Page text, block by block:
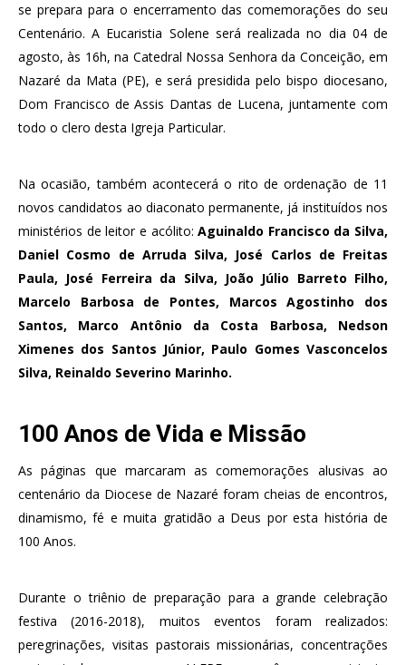
se prepara para o encerramento das comemorações do seu
Centenário. A Eucaristia Solene será realizada no dia 04 de
agosto, às 16h, na Catedral Nossa Senhora da Conceição, em
Nazaré da Mata (PE), e será presidida pelo bispo diocesano,
Dom Francisco de Assis Dantas de Lucena, juntamente com
todo o clero desta Igreja Particular.
Na ocasião, também acontecerá o rito de ordenação de 11
novos candidatos ao diaconato permanente, já instituídos nos
ministérios de leitor e acólito:Aguinaldo Francisco da Silva,
Daniel Cosmo de Arruda Silva, José Carlos de Freitas
Paula, José Ferreira da Silva, João Júlio Barreto Filho,
Marcelo Barbosa de Pontes, Marcos Agostinho dos
Santos, Marco Antônio da Costa Barbosa, Nedson
Ximenes dos Santos Júnior, Paulo Gomes Vasconcelos
Silva, Reinaldo Severino Marinho.
100 Anos de Vida e Missão
As páginas que marcaram as comemorações alusivas ao
centenário da Diocese de Nazaré foram cheias de encontros,
dinamismo, fé e muita gratidão a Deus por esta história de
100 Anos.
Durante o triênio de preparação para a grande celebração
festiva (2016-2018), muitos eventos foram realizados:
peregrinações, visitas pastorais missionárias, concentrações